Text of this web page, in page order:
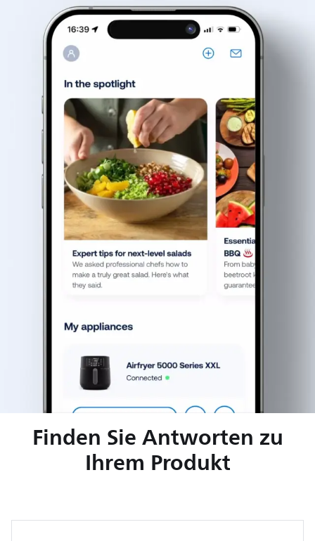
Finden Sie Antworten zu
Ihrem Produkt